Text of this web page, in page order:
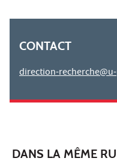
CONTACT
direction-
DANS LA MÊME